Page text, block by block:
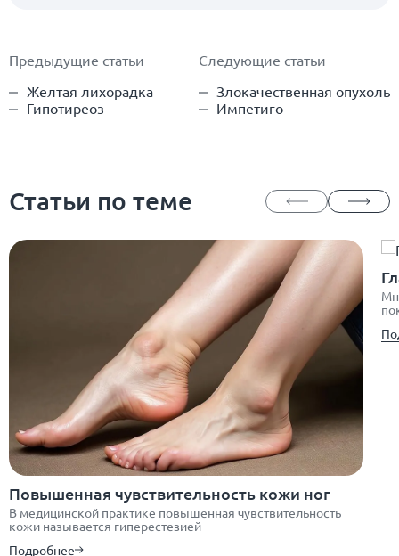
Предыдущие статьи
Желтая лихорадка
Гипотиреоз
Следующие статьи
Злокачественная опухоль
Импетиго
Статьи по теме
Повышенная чувствительность кожи ног
В медицинской практике повышенная чувствительность
кожи называется гиперестезией
Подробнее